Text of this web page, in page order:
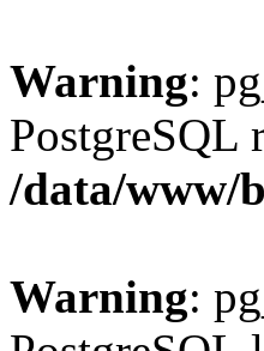
Warning:
PostgreSQL
/data/www/
Warning: